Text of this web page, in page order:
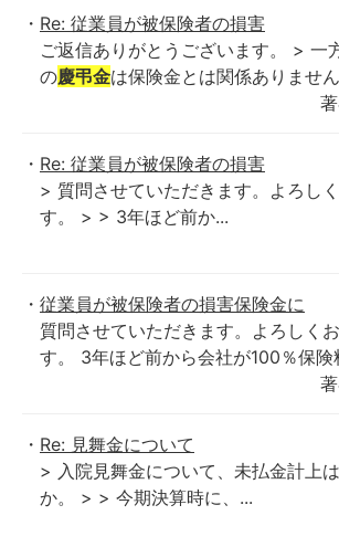
Re: 従業員が被保険者の損害
ご返信ありがとうございます。 > 一
の慶弔金は保険金とは関係ありませ
Re: 従業員が被保険者の損害
> 質問させていただきます。よろし
す。 > > 3年ほど前か...
従業員が被保険者の損害保険金に
質問させていただきます。よろしく
す。 3年ほど前から会社が100％保険
Re: 見舞金について
> 入院見舞金について、未払金計上
か。 > > 今期決算時に、...